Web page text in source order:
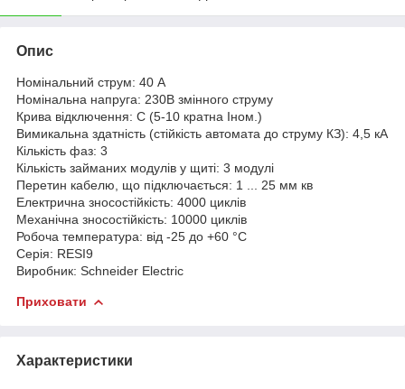
Опис
Номінальний струм: 40 А
Номінальна напруга: 230В змінного струму
Крива відключення: C (5-10 кратна Iном.)
Вимикальна здатність (стійкість автомата до струму КЗ): 4,5 кА
Кількість фаз: 3
Кількість займаних модулів у щиті: 3 модулі
Перетин кабелю, що підключається: 1 ... 25 мм кв
Електрична зносостійкість: 4000 циклів
Механічна зносостійкість: 10000 циклів
Робоча температура: від -25 до +60 °C
Серія: RESI9
Виробник: Schneider Electric
Приховати
Характеристики